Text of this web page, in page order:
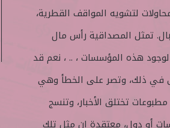
لتشويه المواقف القطرية،
تمثل المصداقية رأس مال
لوجود هذه المؤسسات ، .. ، نعم قد
في ذلك، وتصر على الخطأ وهي
تختلق الأخبار، وتنسج
أو دول، معتقدة ان مثل تلك